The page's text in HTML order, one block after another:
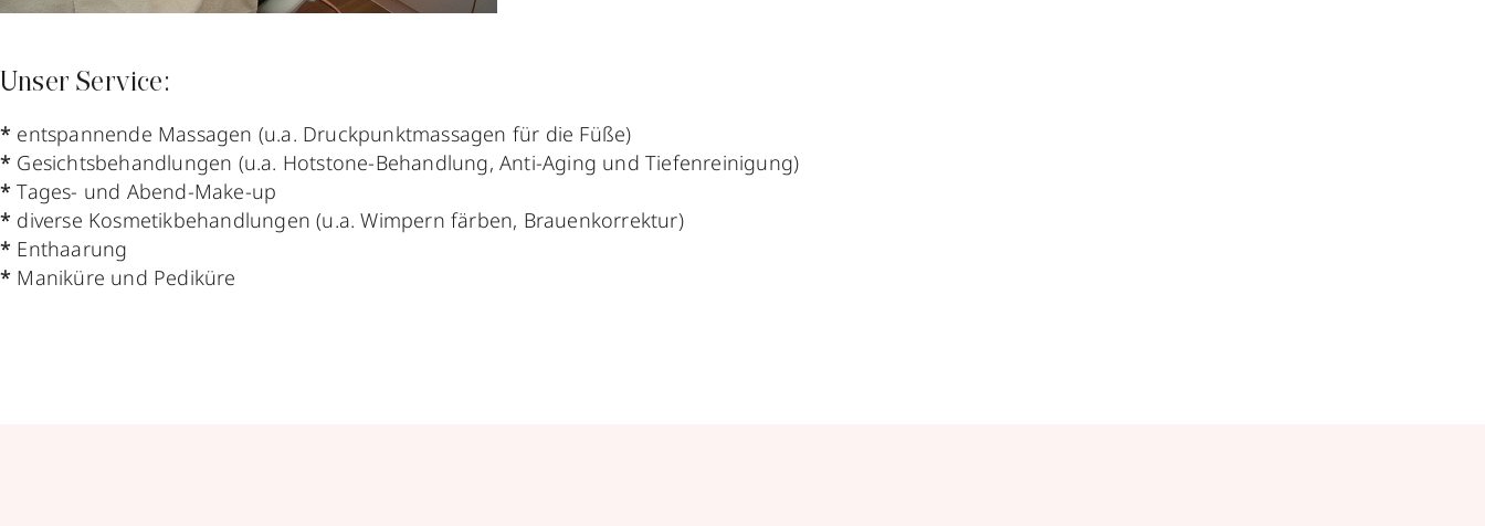
Unser Service:
* entspannende Massagen (u.a. Druckpunktmassagen für die Füße)
* Gesichtsbehandlungen (u.a. Hotstone-Behandlung, Anti-Aging und Tiefenreinigung)
*Tages- und Abend-Make-up
* diverse Kosmetikbehandlungen (u.a. Wimpern färben, Brauenkorrektur)
* Enthaarung
* Maniküre und Pediküre